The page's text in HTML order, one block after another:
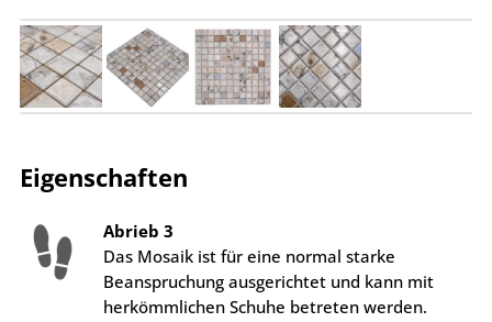
Eigenschaften
Abrieb 3
Das Mosaik ist für eine normal starke
Beanspruchung ausgerichtet und kann mit
herkömmlichen Schuhe betreten werden.